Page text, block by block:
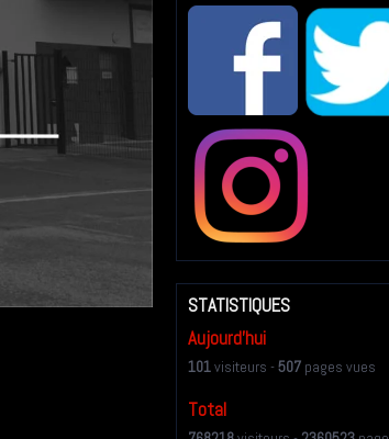
STATISTIQUES
Aujourd'hui
101visiteurs -507pages vues
Total